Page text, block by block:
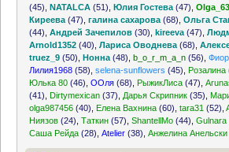
(45) ,NATALCA (51) ,Юлия Гостева (47) ,Olga_63
Киреева (47) ,галина сахарова (68) ,Ольга
(44) ,Андрей Зачепилов (30) ,kireeva (47) ,
Arnold1352 (40) ,Лариса Оводнева (68) ,
truez_9 (50) ,Нонна (48) ,b_o_r_m_a_n (56) ,
Лилия1968 (58) ,selena-sunflowers (45) Розалина
Юлька 80 (46) ,ООля (68) РыжикЛиса (47) ,
(41)
Dirtymexican (37) Дарья Скрипник (35)
olga987456 (40) Елена Вахнина (60) ,tara31 (52) ,
Ниязов (24) ,Таткин (57) ,ShantellMo (44) ,Gulnara
Саша Рейда (28) ,Atelier (38) ,Анжелина Анельски